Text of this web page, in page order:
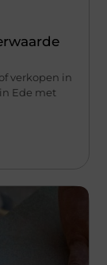
verkopen in
Ede met